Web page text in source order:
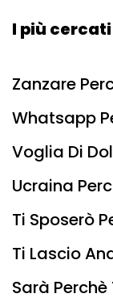
I più cercati
Zanzare
Whatsapp
Voglia Di
Ucraina
Ti Sposerò
Ti Lascio
Sarà